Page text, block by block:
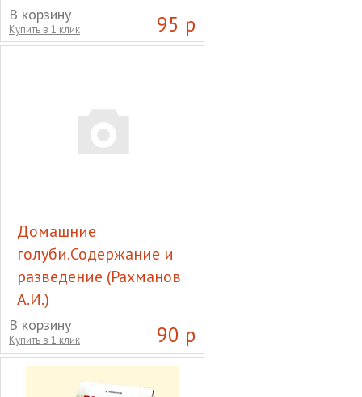
Домашние голуби.
Содержание и разведение.
(Рахманов А.И.)
95 р
В корзину
Купить в 1 клик
Домашние
голуби.Содержание и
разведение (Рахманов
А.И.)
Домашние
голуби.Содержание и
разведение (Рахманов А.И.)
90 р
В корзину
Купить в 1 клик